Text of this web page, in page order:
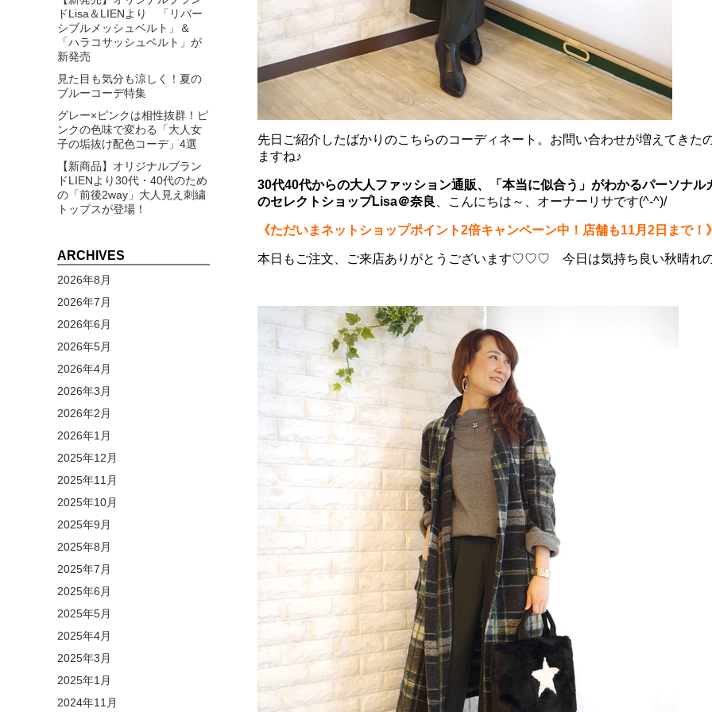
先日ご紹介したばかりのこちらのコーディネート。お問い合わせが増えてきた
ますね♪
30代40代からの大人ファッション通販、
「本当に似合う」がわかるパーソナル
のセレクトショップLisa＠奈良 、こんにちは～、オーナーリサです(^-^)/
《ただいまネットショップポイント2倍キャンペーン中！店舗も11月2日まで！
本日もご注文、ご来店ありがとうございます♡♡♡ 今日は気持ち良い秋晴れ
ドLisa＆LIENより 「リバー
シブルメッシュベルト」＆
「ハラコサッシュベルト」が
新発売
見た目も気分も涼しく！夏の
ブルーコーデ特集
グレー×ピンクは相性抜群！ピ
ンクの色味で変わる「大人女
子の垢抜け配色コーデ」4選
【新商品】オリジナルブラン
ドLIENより30代・40代のため
の「前後2way」大人見え刺繍
トップスが登場！
ARCHIVES
2026年8月
2026年7月
2026年6月
2026年5月
2026年4月
2026年3月
2026年2月
2026年1月
2025年12月
2025年11月
2025年10月
2025年9月
2025年8月
2025年7月
2025年6月
2025年5月
2025年4月
2025年3月
2025年1月
2024年11月